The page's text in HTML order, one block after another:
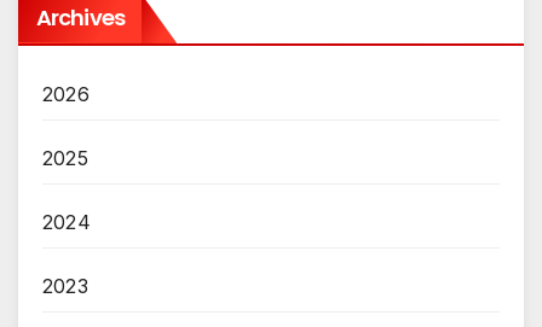
Archives
2026
2025
2024
2023